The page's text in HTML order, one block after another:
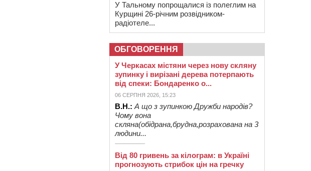
У Тальному попрощалися із полеглим на
Курщині 26-річним розвідником-
радіотеле...
ОБГОВОРЕННЯ
У Черкасах містяни через нову скляну
зупинку і вирізані дерева потерпають
від спеки: Бондаренко о...
06 СЕРПНЯ 2026, 15:23
В.Н.: А що з зупинкою Дружби народів?
Чому вона
скляна(обідрана,брудна,розрахована на 3
людини...
Від 80 гривень за кілограм: в Україні
прогнозують стрибок цін на гречку